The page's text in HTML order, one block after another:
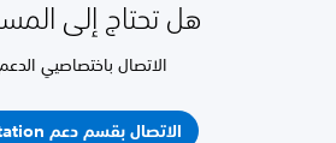
هل تحتاج إلى
الاتصال باختصاصيي الدعم
الاتصال بقسم دعم PlayStation